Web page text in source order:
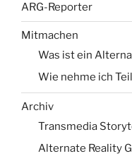
ARG-Reporter
Mitmachen
Was ist ein
Wie nehme ich
Archiv
Transmedia
Alternate Reality